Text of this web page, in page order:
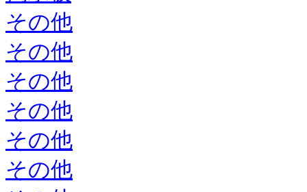
その他
その他
その他
その他
その他
その他